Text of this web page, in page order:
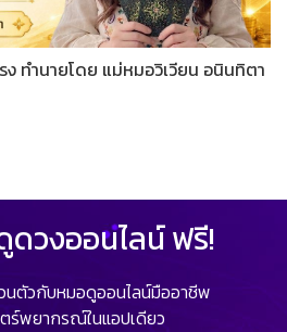
ง ทำนายโดย แม่หมอวิเวียน อนินทิตา
วงออนไลน์ ฟรี!
นตัวกับหมอดูออนไลน์มืออาชีพ
ร์พยากรณ์ในแอปเดียว